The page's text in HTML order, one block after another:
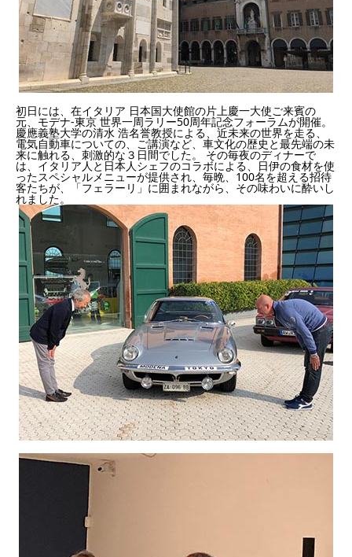
初日には、在イタリア 日本国大使館の片上慶一大使ご来賓の
元、モデナ-東京 世界一周ラリー50周年記念フォーラムが開催。
慶應義塾大学の清水 浩名誉教授による、近未来の世界を走る、
電気自動車についての、ご講演など、車文化の歴史と最先端の未
来に触れる、刺激的な３日間でした。 その毎夜のディナーで
は、イタリア人と日本人シェフのコラボによる、日伊の食材を使
ったスペシャルメニューが提供され、毎晩、100名を超える招待
客たちが、「フェラーリ」に囲まれながら、その味わいに酔いし
れました。